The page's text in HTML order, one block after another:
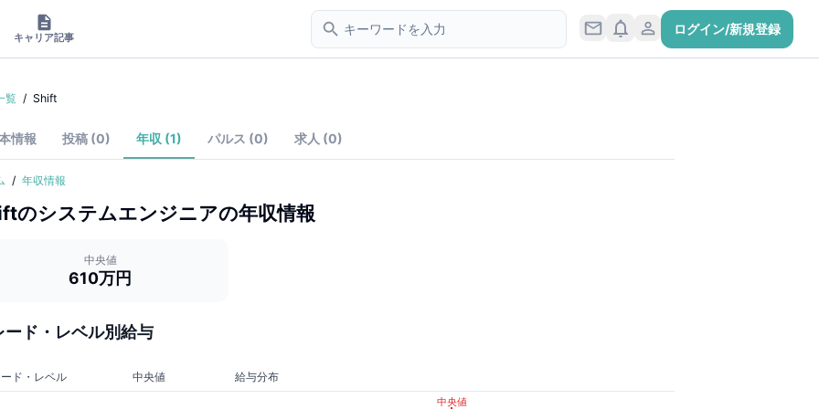
キャリア記事
ログイン/新規登録
覧 / Shift
情報 投稿 (0) 年収 (1) パルス (0) 求人 (0)
/ 年収情報
のシステムエンジニアの年収情報
中央値
610万円
ード・レベル別給与
ド・レベル 中央値 給与分布
中央値